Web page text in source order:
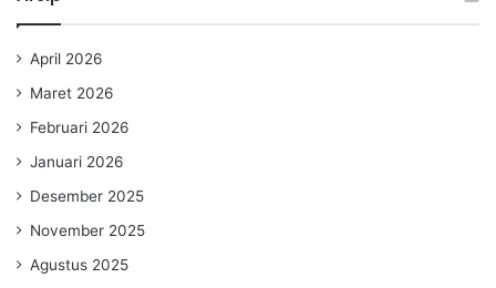
April 2026
Maret 2026
Februari 2026
Januari 2026
Desember 2025
November 2025
Agustus 2025